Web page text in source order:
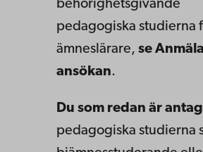
behörighetsgivande
pedagogiska studierna
ämneslärare, se
ansökan.
Du som redan är
pedagogiska studierna